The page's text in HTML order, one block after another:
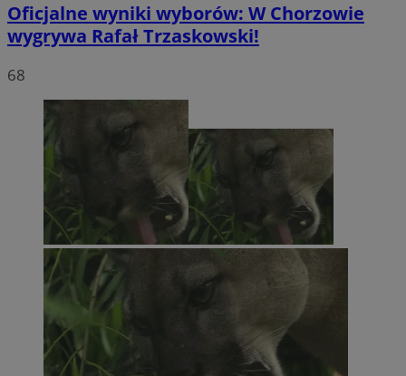
Oficjalne wyniki wyborów: W Chorzowie
wygrywa Rafał Trzaskowski!
68